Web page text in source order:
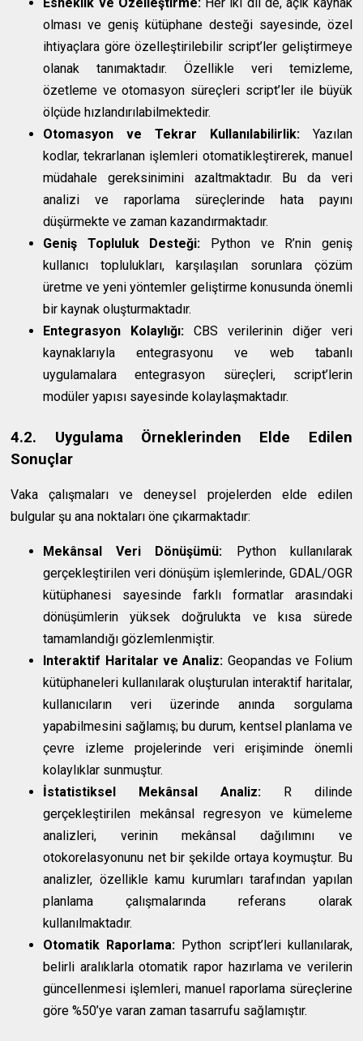
olması ve geniş kütüphane desteği sayesinde, özel
ihtiyaçlara göre özelleştirilebilir script’ler geliştirmeye
olanak tanımaktadır. Özellikle veri temizleme,
özetleme ve otomasyon süreçleri script’ler ile büyük
ölçüde hızlandırılabilmektedir.
Otomasyon ve Tekrar Kullanılabilirlik:Yazılan
kodlar, tekrarlanan işlemleri otomatikleştirerek, manuel
müdahale gereksinimini azaltmaktadır. Bu da veri
analizi ve raporlama süreçlerinde hata payını
düşürmekte ve zaman kazandırmaktadır.
Geniş Topluluk Desteği: Python ve R’nin geniş
kullanıcı toplulukları, karşılaşılan sorunlara çözüm
üretme ve yeni yöntemler geliştirme konusunda önemli
bir kaynak oluşturmaktadır.
Entegrasyon Kolaylığı: CBS verilerinin diğer veri
kaynaklarıyla entegrasyonu ve web tabanlı
uygulamalara entegrasyon süreçleri, script’lerin
modüler yapısı sayesinde kolaylaşmaktadır.
4.2. Uygulama Örneklerinden Elde Edilen
Sonuçlar
Vaka çalışmaları ve deneysel projelerden elde edilen
bulgular şu ana noktaları öne çıkarmaktadır:
Mekânsal Veri Dönüşümü: Python kullanılarak
gerçekleştirilen veri dönüşüm işlemlerinde, GDAL/OGR
kütüphanesi sayesinde farklı formatlar arasındaki
dönüşümlerin yüksek doğrulukta ve kısa sürede
tamamlandığı gözlemlenmiştir.
Interaktif Haritalar ve Analiz: Geopandas ve Folium
kütüphaneleri kullanılarak oluşturulan interaktif haritalar,
kullanıcıların veri üzerinde anında sorgulama
yapabilmesini sağlamış; bu durum, kentsel planlama ve
çevre izleme projelerinde veri erişiminde önemli
kolaylıklar sunmuştur.
İstatistiksel Mekânsal Analiz: R dilinde
gerçekleştirilen mekânsal regresyon ve kümeleme
analizleri, verinin mekânsal dağılımını ve
otokorelasyonunu net bir şekilde ortaya koymuştur. Bu
analizler, özellikle kamu kurumları tarafından yapılan
planlama çalışmalarında referans olarak
kullanılmaktadır.
Otomatik Raporlama: Python script’leri kullanılarak,
belirli aralıklarla otomatik rapor hazırlama ve verilerin
güncellenmesi işlemleri, manuel raporlama süreçlerine
göre %50’ye varan zaman tasarrufu sağlamıştır.